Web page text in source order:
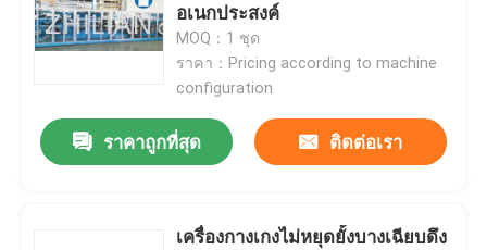
อเนกประสงค์
MOQ：1 ชุด
ราคา：Pricing according to machine
configuration
ราคาถูกที่สุด ติดต่อเรา
เครื่องกางเกงไม่หยุดยั้งบางเฉียบดึง